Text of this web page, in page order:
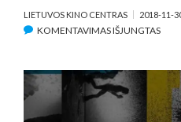
LIETUVOS KINO CENTRAS 2018-11-
KOMENTAVIMAS IŠJUNGTASĮRAŠE
KINO